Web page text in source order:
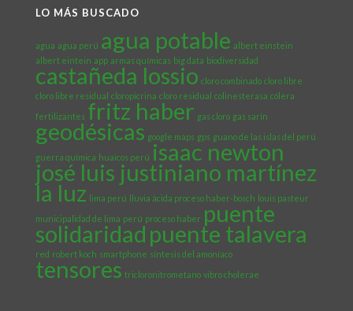
LO MÁS BUSCADO
agua agua perú agua potable albert einstein
albert eintein app armas químicas big data biodiversidad
castañeda lossio cloro combinado cloro libre
cloro libre residual cloropicrina cloro residual colinesterasa cólera
fertilizantes fritz haber gas cloro gas sarín
geodésicas google maps gps guano de las islas del perú
guerra química huaicos perú isaac newton
josé luis justiniano martínez
la luz lima perú lluvia ácida proceso haber-bosch louis pasteur
municipalidad de lima perú proceso haber puente
solidaridad puente talavera
red robert koch smartphone síntesis del amoníaco
tensores tricloronitrometano vibro cholerae